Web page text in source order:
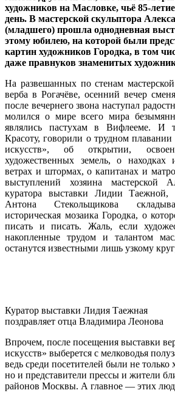
художников на Масловке, чьё 85-
день. В мастерской скульптора
(младшего) прошла однодневная
этому юбилею, на которой были
картин художников Городка, в том
даже правнуков знаменитых
На развешанных по стенам мастерской
верба в Рогачёве, осенний вечер
после вечернего звона наступал
молился о мире всего мира
являлись пастухам в Вифлееме. И
Красоту, говорили о трудном плавании
искусств», об открытии,
художественных земель, о находках
ветрах и штормах, о капитанах и
выступлений хозяина мастерской
куратора выставки Лидии Таежной,
Антона Стекольщикова
историческая мозаика Городка, о
писать и писать. Жаль, если
накопленные трудом и талантом
останутся известными лишь узкому
Куратор выставки Лидия Таежная
поздравляет отца Владимира Леонова
Впрочем, после посещения выставки
искусств» выберется с мелководья
ведь среди посетителей были не
но и представители прессы и жители
районов Москвы. А главное — этих